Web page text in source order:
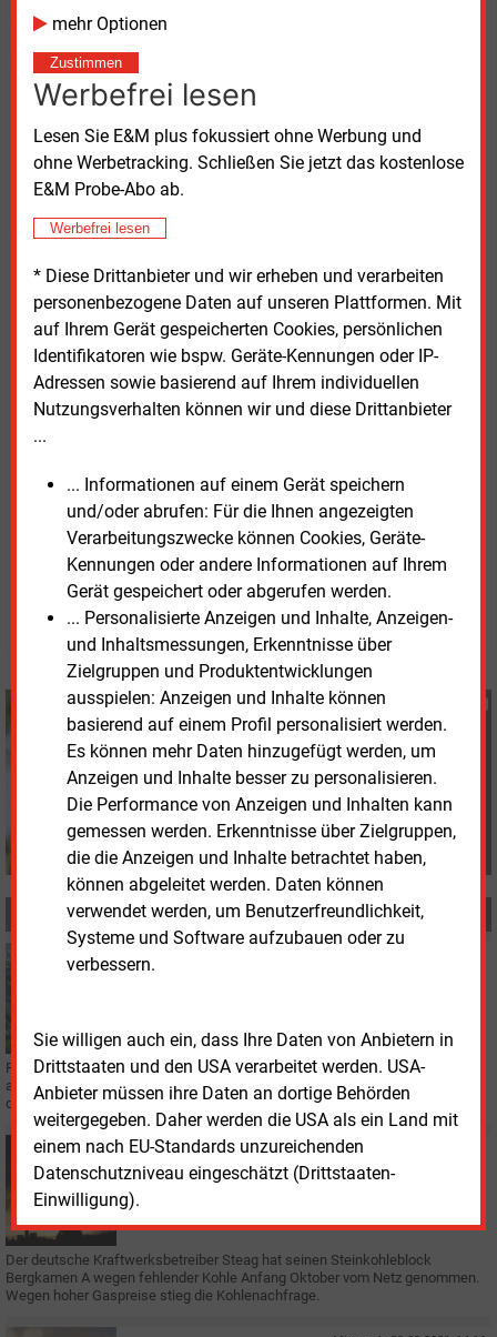
mehr Optionen
Zustimmen
Werbefrei lesen
Lesen Sie E&M plus fokussiert ohne Werbung und
ohne Werbetracking. Schließen Sie jetzt das kostenlose
E&M Probe-Abo ab.
Werbefrei lesen
* Diese Drittanbieter und wir erheben und verarbeiten
personenbezogene Daten auf unseren Plattformen. Mit
auf Ihrem Gerät gespeicherten Cookies, persönlichen
Identifikatoren wie bspw. Geräte-Kennungen oder IP-
Adressen sowie basierend auf Ihrem individuellen
Nutzungsverhalten können wir und diese Drittanbieter
...
... Informationen auf einem Gerät speichern
und/oder abrufen: Für die Ihnen angezeigten
Verarbeitungszwecke können Cookies, Geräte-
Kennungen oder andere Informationen auf Ihrem
Gerät gespeichert oder abgerufen werden.
... Personalisierte Anzeigen und Inhalte, Anzeigen-
und Inhaltsmessungen, Erkenntnisse über
Zielgruppen und Produktentwicklungen
ausspielen: Anzeigen und Inhalte können
basierend auf einem Profil personalisiert werden.
Es können mehr Daten hinzugefügt werden, um
Anzeigen und Inhalte besser zu personalisieren.
Die Performance von Anzeigen und Inhalten kann
gemessen werden. Erkenntnisse über Zielgruppen,
die die Anzeigen und Inhalte betrachtet haben,
können abgeleitet werden. Daten können
verwendet werden, um Benutzerfreundlichkeit,
Systeme und Software aufzubauen oder zu
verbessern.
Sie willigen auch ein, dass Ihre Daten von Anbietern in
Drittstaaten und den USA verarbeitet werden. USA-
Anbieter müssen ihre Daten an dortige Behörden
weitergegeben. Daher werden die USA als ein Land mit
einem nach EU-Standards unzureichenden
Datenschutzniveau eingeschätzt (Drittstaaten-
Einwilligung).
hervorragenden Instandhaltung zu verdanken, vor
allem aber ist sie das Ergebnis des großen
Engagements der ganzen Mannschaft“, betonte RWE
Power-Vorstandsmitglied Lars Kulik bei einer internen
Abschiedsfeier. Er würdigte die Rolle des Standorts
Frimmersdorf für die Entwicklung von RWE, für die
Stadt Grevenbroich und für die Stromversorgung
Deutschlands.
Die beiden Blöcke „Paula” und „Quelle“ haben seit
ihrer Inbetriebnahme in zusammen 700.000
Betriebsstunden 244 Mrd. kWh Strom erzeugt. Damit
könnte man rein rechnerisch sämtliche
Stromverbraucher Düsseldorfs 60 Jahre lang
versorgen. Der gesamte Standort Frimmersdorf II hat
halten.
Donnerstag, 30.09.2021, 10:45 Uhr
Susanne Harmsen
© 2026 Energie & Management GmbH
Susanne Harmsen
+49 (0) 151 28207503
s.harmsen@energie-
und-management.de
MEHR ZUM THEMA
RWE hat Block A des Braunkohleblocks Neurath stillgelegt. Aufgrund der
aktuellen Lage allerdings so, dass er im Notfall wieder hochfahren kann. In
der Lausitz wird ein Tagebau gestoppt.
Freitag, 1.10.2021, 15:20
KOHLEKRAFTWERKE
Steag-Kraftwerk Bergkamen ruht wegen
Der deutsche Kraftwerksbetreiber Steag hat seinen Steinkohleblock
Bergkamen A wegen fehlender Kohle Anfang Oktober vom Netz genommen.
Wegen hoher Gaspreise stieg die Kohlenachfrage.